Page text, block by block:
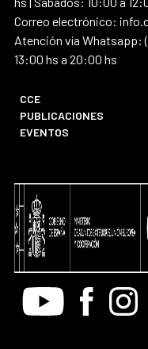
Correo electrónico:
Atención vía Whatsapp:
13:00 hs a 20:00 hs
CCE
PUBLICACIONES
EVENTOS
Youtube Facebook